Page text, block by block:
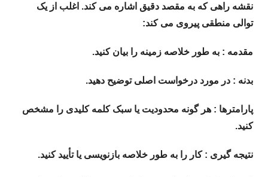
نقشه راهی که به مقصد دقیق اشاره می کند. اغلب از یک
توالی منطقی پیروی می کند:
مقدمه : به طور خلاصه زمینه را بیان کنید.
بدنه : در مورد درخواست اصلی توضیح دهید.
پارامترها : هر گونه محدودیت یا سبک کلمه کلیدی را مشخص
کنید.
نتیجه گیری : کار را به طور خلاصه بازنویسی یا تأیید کنید.